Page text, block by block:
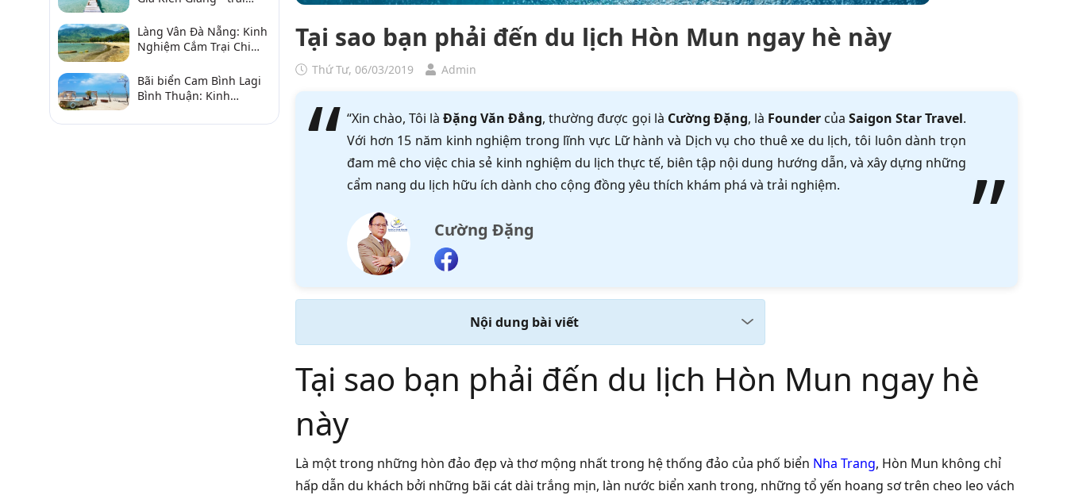
Tại sao bạn phải đến du lịch Hòn Mun ngay hè này
Thứ Tư, 06/03/2019 Admin
“Xin chào, Tôi làĐặng Văn Đẳng, thường được gọi là Cường Đặng, là Foundercủa Saigon Star Travel.
Với hơn 15 năm kinh nghiệm trong lĩnh vực Lữ hành và Dịch vụ cho thuê xe du lịch, tôi luôn dành trọn
đam mê cho việc chia sẻ kinh nghiệm du lịch thực tế, biên tập nội dung hướng dẫn, và xây dựng những
cẩm nang du lịch hữu ích dành cho cộng đồng yêu thích khám phá và trải nghiệm.
Cường Đặng
Nội dung bài viết
Tại sao bạn phải đến du lịch Hòn Mun ngay hè
này
Là một trong những hòn đảo đẹp và thơ mộng nhất trong hệ thống đảo của phố biển Nha Trang, Hòn Mun không chỉ
hấp dẫn du khách bởi những bãi cát dài trắng mịn, làn nước biển xanh trong, những tổ yến hoang sơ trên cheo leo vách
Làng Vân Đà Nẵng: Kinh
Nghiệm Cắm Trại Chi
Bãi biển Cam Bình Lagi
Bình Thuận: Kinh
sản, điểm gần